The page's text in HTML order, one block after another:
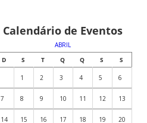
Calendário de Eventos
ABRIL
D
S T Q Q S S
1 2 3 4 5 6
7 8 9 10 11 12 13
14 15 16 17 18 19 20